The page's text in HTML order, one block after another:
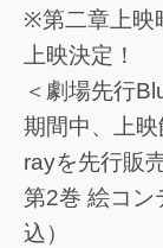
※第二章上映
上映決定！
＜劇場先行
期間中、上
rayを先行販
第2巻 絵コン
込）